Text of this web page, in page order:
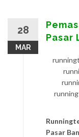
28
MAR
Pasar
Pasar